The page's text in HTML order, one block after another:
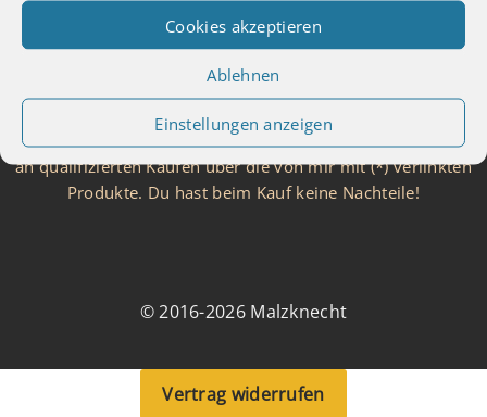
Cookies akzeptieren
Ablehnen
Einstellungen anzeigen
FAQ
Grounding
Als Amazon, Brauen.de und TradeTracker Partner verdiene ich
an qualifizierten Käufen über die von mir mit (*) verlinkten
Produkte. Du hast beim Kauf keine Nachteile!
© 2016-2026 Malzknecht
Vertrag widerrufen